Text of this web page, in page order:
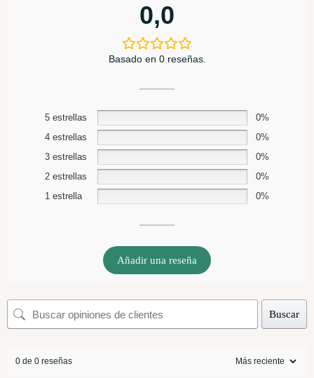
0,0
Basado en 0 reseñas.
5 estrellas
0%
4 estrellas
0%
3 estrellas
0%
2 estrellas
0%
1 estrella
0%
Añadir una reseña
Buscar
0 de 0 reseñas